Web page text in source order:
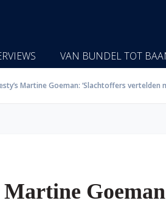
VAN BUNDEL TOT
Martine Goeman: ‘Slachtoffers vertelden
Martine